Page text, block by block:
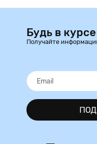
Будь в курсе
Получайте